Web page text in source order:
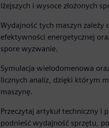
lżejszych i wysoce złożonych
Wydajność tych maszyn
efektywności energetycznej
spore wyzwanie.
Symulacja wielodomenowa
licznych analiz, dzięki którym
maszynę.
Przeczytaj artykuł techniczny i
podnieść wydajność sprzętu,